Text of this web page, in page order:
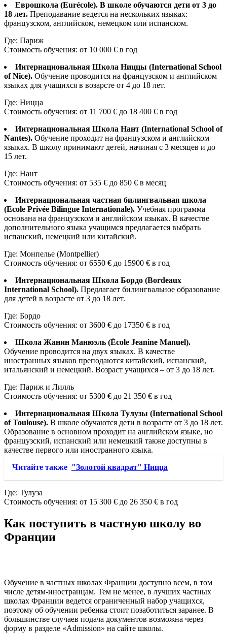
Еврошкола (Eurécole). В школе обучаются дети от 3 до
18 лет. Преподавание ведется на нескольких языках:
французском, английском, немецком или испанском.
Где: Париж
Стоимость обучения: от 10 000 € в год
Интернациональная Школа Ниццы (International School
of Nice). Обучение проводится на французском и английском
языках для учащихся в возарсте от 4 до 18 лет.
Где: Ницца
Стоимость обучения: от 11 700 € до 18 400 € в год
Интернациональная Школа Нант (International School of
Nantes). Обучение проходит на французском и английском
языках. В школу принимают детей, начиная с 3 месяцев и до
15 лет.
Где: Нант
Стоимость обучения: от 535 € до 850 € в месяц
Интернациональная частная билингвальная школа
(Ecole Privée Bilingue Internationale). Учебная программа
основана на французском и английском языках. В качестве
дополнительного языка учащимся предлагается выбрать
испанский, немецкий или китайский.
Где: Монпелье (Montpellier)
Стоимость обучения: от 6550 € до 15900 € в год
Интернациональная Школа Бордо (Bordeaux
International School). Предлагает билингвальное образование
для детей в возрасте от 3 до 18 лет.
Где: Бордо
Стоимость обучения: от 3600 € до 17350 € в год
Школа Жанин Манюэль (École Jeanine Manuel).
Обучение проводится на двух языках. В качестве
иностранных языков преподаются китайский, испанский,
итальянский и немецкий. Возраст учащихся – от 3 до 18 лет.
Где: Париж и Лилль
Стоимость обучения: от 5300 € до 21 350 € в год
Интернациональная Школа Тулузы (International School
of Toulouse). В школе обучаются дети в возрасте от 3 до 18 лет.
Образование в основном проходит на английском языке, но
французский, испанский или немецкий также доступны в
качестве первого или иностранного языка.
Читайте также "Золотой квадрат" Ницца
Где: Тулуза
Стоимость обучения: от 15 300 € до 26 350 € в год
Как поступить в частную школу во
Франции
Обучение в частных школах Франции доступно всем, в том
числе детям-иностранцам. Тем не менее, в лучших частных
школах Франции ведется ограниченный набор учащихся,
поэтому об обучении ребенка стоит позаботиться заранее. В
большинстве случаев подача документов возможна через
форму в разделе «Admission» на сайте школы.